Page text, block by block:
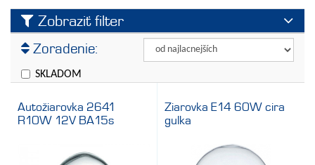
Zobraziť filter
Výrobca
Krytie IP
Napätie
Bellight
Emos
Kanlux
Zoradenie:
SKLADOM
Autožiarovka 2641
R10W 12V BA15s
Ziarovka E14 60W cira
gulka